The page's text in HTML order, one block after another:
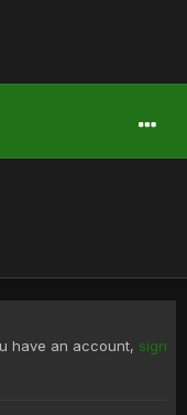
have an account, sign